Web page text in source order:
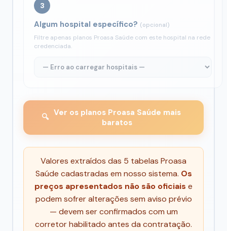
3
Algum hospital específico? (opcional)
Filtre apenas planos Proasa Saúde com este hospital na rede
credenciada.
🔍 Ver os planos Proasa Saúde mais
baratos
Valores extraídos das 5 tabelas Proasa
Saúde cadastradas em nosso sistema. Os
preços apresentados não são oficiais e
podem sofrer alterações sem aviso prévio
— devem ser confirmados com um
corretor habilitado antes da contratação.